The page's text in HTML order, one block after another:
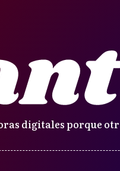
digitales porque